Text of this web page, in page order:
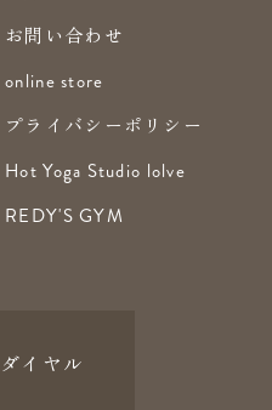
お問い合わせ
online store
プライバシーポリシー
Hot Yoga Studio lolve
REDY'S GYM
イヤル